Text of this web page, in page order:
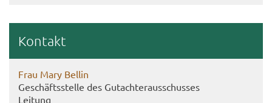
Kon­takt
Frau Mary Bel­lin
Ge­schäfts­stel­le des Gut­ach­ter­aus­schus­ses
Lei­tung